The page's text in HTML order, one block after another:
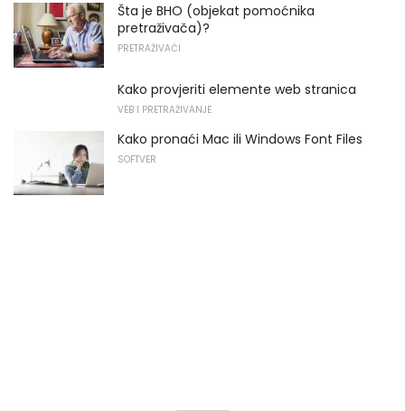
Šta je BHO (objekat pomoćnika
pretraživača)?
PRETRAŽIVAČI
Kako provjeriti elemente web stranica
VEB I PRETRAŽIVANJE
Kako pronaći Mac ili Windows Font Files
SOFTVER